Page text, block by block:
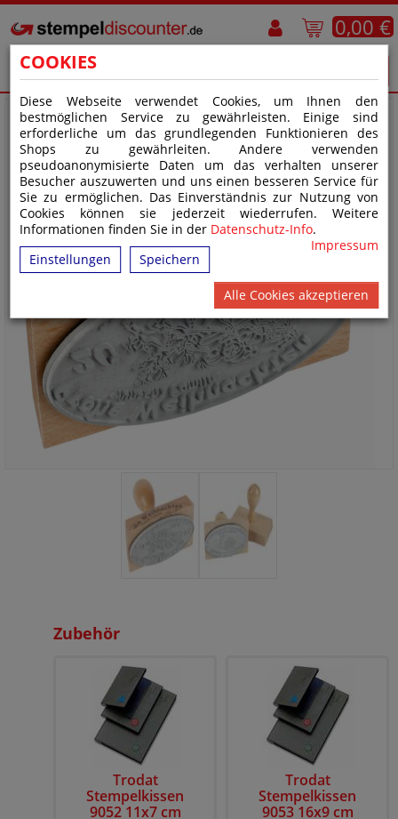
COOKIES
Diese Webseite verwendet Cookies, um Ihnen den
bestmöglichen Service zu gewährleisten. Einige sind
erforderliche um das grundlegenden Funktionieren des
Shops zu gewährleiten. Andere verwenden
pseudoanonymisierte Daten um das verhalten unserer
Besucher auszuwerten und uns einen besseren Service für
Sie zu ermöglichen. Das Einverständnis zur Nutzung von
Cookies können sie jederzeit wiederrufen. Weitere
Informationen finden Sie in der Datenschutz-Info.
Impressum
Einstellungen
Speichern
Alle Cookies akzeptieren
0,00 €
Zubehör
Trodat
Stempelkissen
9052 11x7 cm
Trodat
Stempelkissen
9053 16x9 cm